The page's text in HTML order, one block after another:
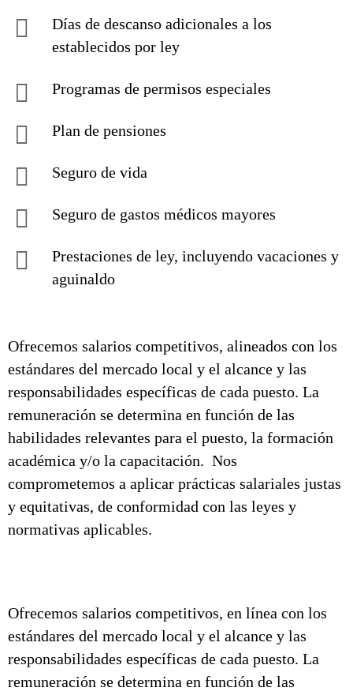
Días de descanso adicionales a los
establecidos por ley
Programas de permisos especiales
Plan de pensiones
Seguro de vida
Seguro de gastos médicos mayores
Prestaciones de ley, incluyendo vacaciones y
aguinaldo
Ofrecemos salarios competitivos, alineados con los
estándares del mercado local y el alcance y las
responsabilidades específicas de cada puesto. La
remuneración se determina en función de las
habilidades relevantes para el puesto, la formación
académica y/o la capacitación. Nos
comprometemos a aplicar prácticas salariales justas
y equitativas, de conformidad con las leyes y
normativas aplicables.
Ofrecemos salarios competitivos, en línea con los
estándares del mercado local y el alcance y las
responsabilidades específicas de cada puesto. La
remuneración se determina en función de las